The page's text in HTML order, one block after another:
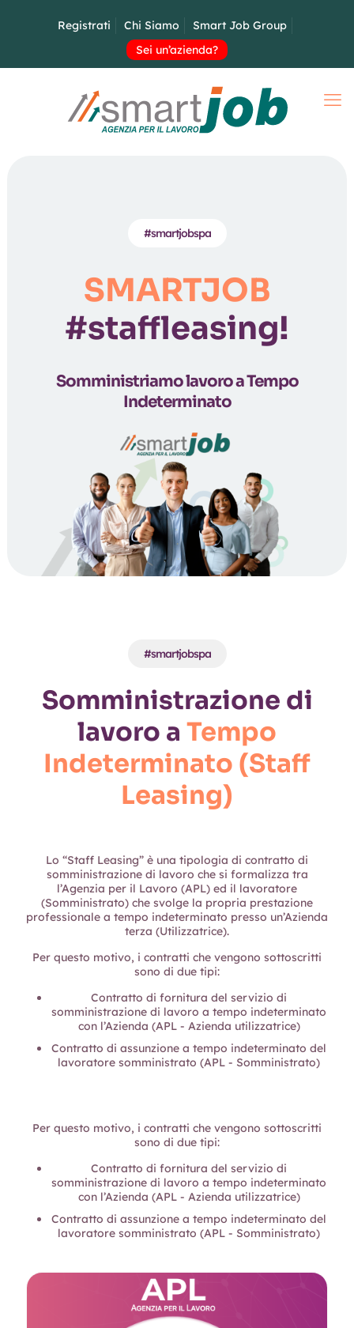
Registrati Chi Siamo
Smart Job Group
Sei un’azienda?
#smartjobspa
SMARTJOB
#staffleasing!
Somministriamo lavoro a Tempo
Indeterminato
#smartjobspa
Somministrazione di
lavoro a Tempo
Indeterminato (Staff
Leasing)
Lo “Staff Leasing” è una tipologia di contratto di
somministrazione di lavoro che si formalizza tra
l’Agenzia per il Lavoro (APL) ed il lavoratore
(Somministrato) che svolge la propria prestazione
professionale a tempo indeterminato presso un’Azienda
terza (Utilizzatrice).
Per questo motivo, i contratti che vengono sottoscritti
sono di due tipi:
Contratto di fornitura del servizio di
somministrazione di lavoro a tempo indeterminato
con l’Azienda (APL - Azienda utilizzatrice)
Contratto di assunzione a tempo indeterminato del
lavoratore somministrato (APL - Somministrato)
Per questo motivo, i contratti che vengono sottoscritti
sono di due tipi:
Contratto di fornitura del servizio di
somministrazione di lavoro a tempo indeterminato
con l’Azienda (APL - Azienda utilizzatrice)
Contratto di assunzione a tempo indeterminato del
lavoratore somministrato (APL - Somministrato)